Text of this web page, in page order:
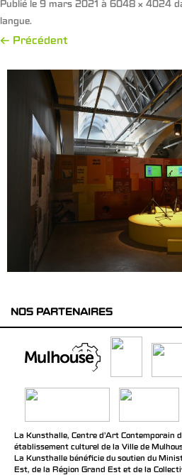
Publié le 9 mars 2021 à 6048 × 4024
langue.
← Précédent
NOS PARTENAIRES
La Kunsthalle, Centre d’Art Contemporain
établissement culturel de la Ville de
La Kunsthalle bénéficie du soutien du
Est, de la Région Grand Est et de la